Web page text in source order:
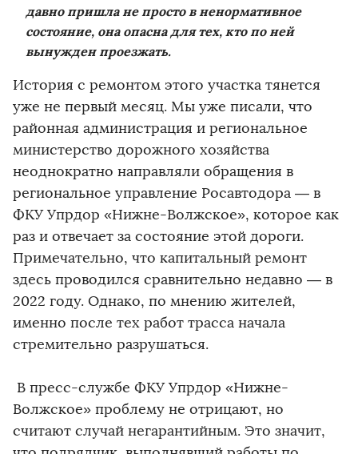
давно пришла не просто в ненормативное
состояние, она опасна для тех, кто по ней
вынужден проезжать.
История с ремонтом этого участка тянется
уже не первый месяц. Мы уже писали, что
районная администрация и региональное
министерство дорожного хозяйства
неоднократно направляли обращения в
региональное управление Росавтодора — в
ФКУ Упрдор «Нижне-Волжское», которое как
раз и отвечает за состояние этой дороги.
Примечательно, что капитальный ремонт
здесь проводился сравнительно недавно — в
2022 году. Однако, по мнению жителей,
именно после тех работ трасса начала
стремительно разрушаться.
В пресс-службе ФКУ Упрдор «Нижне-
Волжское» проблему не отрицают, но
считают случай негарантийным. Это значит,